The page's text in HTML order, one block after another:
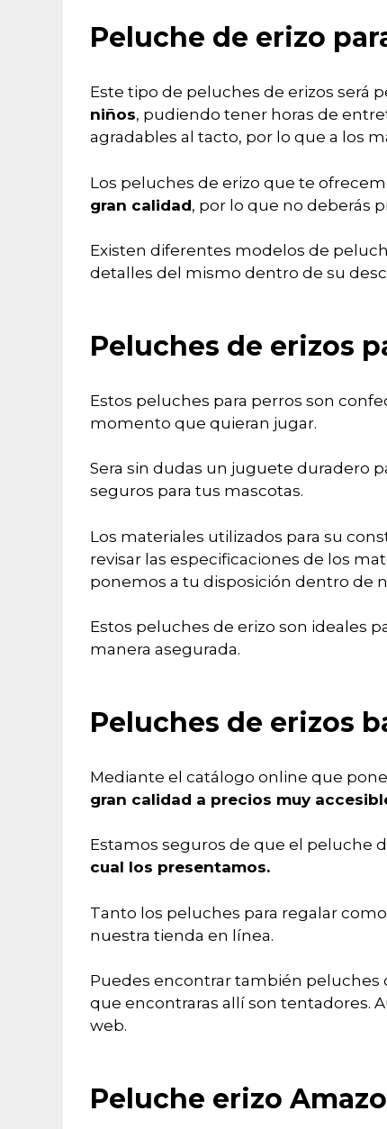
Peluche de erizo
Este tipo de peluches de erizos será
niños, pudiendo tener horas de
agradables al tacto, por lo que a los
Los peluches de erizo que te
gran calidad, por lo que no deberás
Existen diferentes modelos de
detalles del mismo dentro de su
Peluches de erizos
Estos peluches para perros son
momento que quieran jugar.
Sera sin dudas un juguete duradero
seguros para tus mascotas.
Los materiales utilizados para su
revisar las especificaciones de los
ponemos a tu disposición dentro de
Estos peluches de erizo son ideales
manera asegurada.
Peluches de erizos
Mediante el catálogo online que
gran calidad a precios muy
Estamos seguros de que el peluche
cual los presentamos.
Tanto los peluches para regalar
nuestra tienda en línea.
Puedes encontrar también peluches
que encontraras allí son tentadores.
web.
Peluche erizo